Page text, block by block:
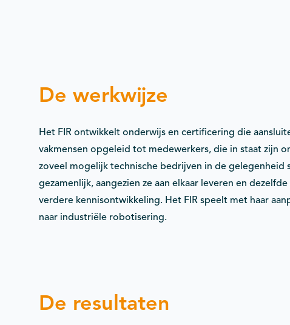
De werkwijze
Het FIR ontwikkelt onderwijs en certificering die
vakmensen opgeleid tot medewerkers, die in staat zijn
zoveel mogelijk technische bedrijven in de
gezamenlijk, aangezien ze aan elkaar leveren en
verdere kennisontwikkeling. Het FIR speelt met haar
naar industriële robotisering.
De resultaten